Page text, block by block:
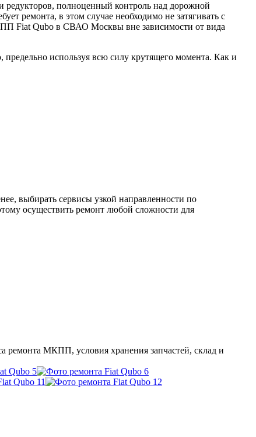
полноценный контроль над дорожной
ремонта, в этом случае необходимо не затягивать с
Fiat Qubo в СВАО Москвы вне зависимости от вида
используя всю силу крутящего момента. Как и
выбирать сервисы узкой направленности по
осуществить ремонт любой сложности для
ремонта МКПП, условия хранения запчастей, склад и